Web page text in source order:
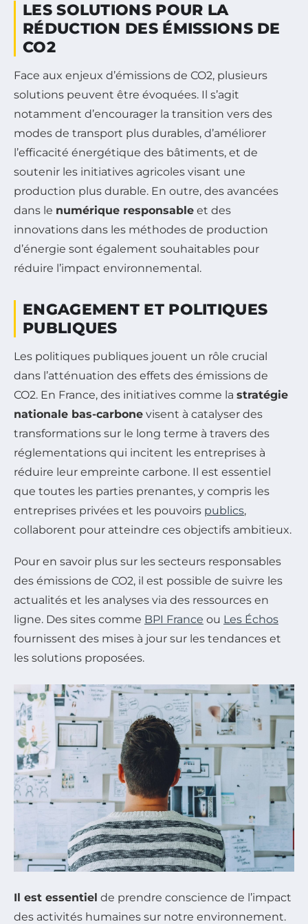
LES SOLUTIONS POUR LA
RÉDUCTION DES ÉMISSIONS DE
CO2
Face aux enjeux d’émissions de CO2, plusieurs
solutions peuvent être évoquées. Il s’agit
notamment d’encourager la transition vers des
modes de transport plus durables, d’améliorer
l’efficacité énergétique des bâtiments, et de
soutenir les initiatives agricoles visant une
production plus durable. En outre, des avancées
dans le numérique responsable et des
innovations dans les méthodes de production
d’énergie sont également souhaitables pour
réduire l’impact environnemental.
ENGAGEMENT ET POLITIQUES
PUBLIQUES
Les politiques publiques jouent un rôle crucial
dans l’atténuation des effets des émissions de
CO2. En France, des initiatives comme la stratégie
nationale bas-carbone visent à catalyser des
transformations sur le long terme à travers des
réglementations qui incitent les entreprises à
réduire leur empreinte carbone. Il est essentiel
que toutes les parties prenantes, y compris les
entreprises privées et les pouvoirs publics,
collaborent pour atteindre ces objectifs ambitieux.
Pour en savoir plus sur les secteurs responsables
des émissions de CO2, il est possible de suivre les
actualités et les analyses via des ressources en
ligne. Des sites comme BPI France ou Les Échos
fournissent des mises à jour sur les tendances et
les solutions proposées.
Il est essentiel de prendre conscience de l’impact
des activités humaines sur notre environnement.